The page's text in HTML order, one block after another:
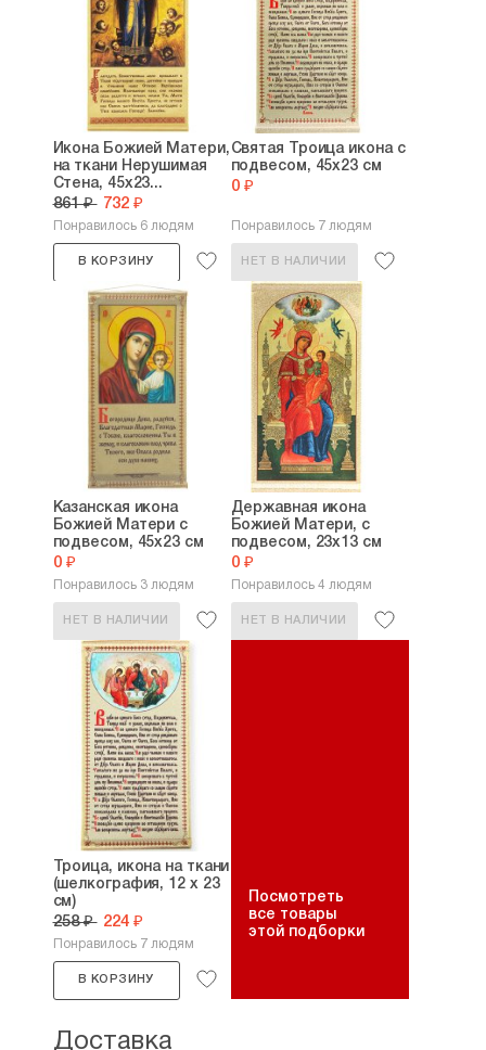
Икона Божией Матери,
на ткани Нерушимая
Стена, 45х23...
861 ₽ 732 ₽
Понравилось 6 людям
В КОРЗИНУ
Святая Троица икона с
подвесом, 45х23 см
0 ₽
Понравилось 7 людям
НЕТ В НАЛИЧИИ
Казанская икона
Божией Матери с
подвесом, 45х23 см
0 ₽
Понравилось 3 людям
НЕТ В НАЛИЧИИ
Державная икона
Божией Матери, с
подвесом, 23х13 см
0 ₽
Понравилось 4 людям
НЕТ В НАЛИЧИИ
Троица, икона на ткани
(шелкография, 12 х 23
см)
258 ₽ 224 ₽
Понравилось 7 людям
В КОРЗИНУ
Посмотреть
все товары
этой подборки
Доставка